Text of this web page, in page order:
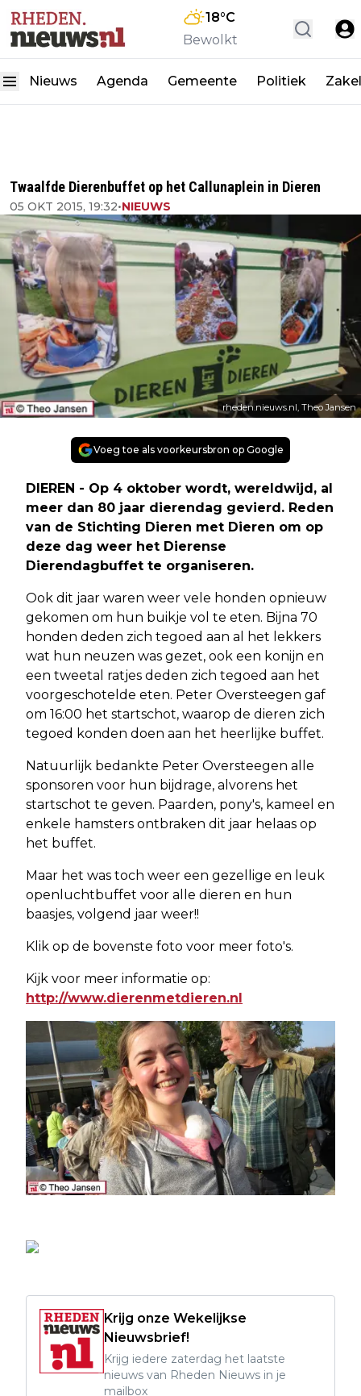
18°C
Bewolkt
Nieuws Agenda Gemeente Politiek
Twaalfde Dierenbuffet op het Callunaplein in Dieren
05 OKT 2015, 19:32•NIEUWS
rheden.nieuws.nl, Theo Jansen
Voeg toe als voorkeursbron op Google
DIEREN - Op 4 oktober wordt, wereldwijd, al
meer dan 80 jaar dierendag gevierd. Reden
van de Stichting Dieren met Dieren om op
deze dag weer het Dierense
Dierendagbuffet te organiseren.
Ook dit jaar waren weer vele honden opnieuw
gekomen om hun buikje vol te eten. Bijna 70
honden deden zich tegoed aan al het lekkers
wat hun neuzen was gezet, ook een konijn en
een tweetal ratjes deden zich tegoed aan het
voorgeschotelde eten. Peter Oversteegen gaf
om 16:00 het startschot, waarop de dieren zich
tegoed konden doen aan het heerlijke buffet.
Natuurlijk bedankte Peter Oversteegen alle
sponsoren voor hun bijdrage, alvorens het
startschot te geven. Paarden, pony's, kameel en
enkele hamsters ontbraken dit jaar helaas op
het buffet.
Maar het was toch weer een gezellige en leuk
openluchtbuffet voor alle dieren en hun
baasjes, volgend jaar weer!!
Klik op de bovenste foto voor meer foto's.
Kijk voor meer informatie op:
http://www.dierenmetdieren.nl
Krijg onze Wekelijkse
Nieuwsbrief!
Krijg iedere zaterdag het laatste
nieuws van Rheden Nieuws in je
mailbox